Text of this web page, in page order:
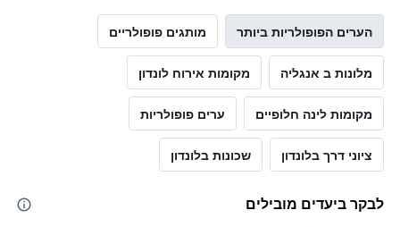
הערים הפופולריות ביותר מותגים פופולריים
מלונות ב אנגליה מקומות אירוח לונדון
מקומות לינה חלופיים ערים פופולריות
ציוני דרך בלונדון שכונות בלונדון
לבקר ביעדים מובילים